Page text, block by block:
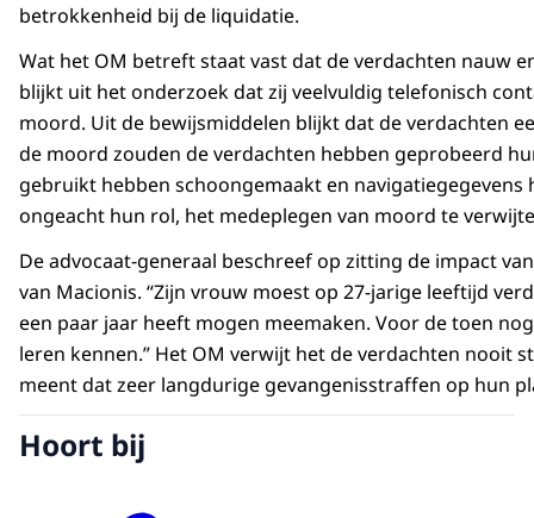
betrokkenheid bij de liquidatie.
Wat het OM betreft staat vast dat de verdachten nauw
blijkt uit het onderzoek dat zij veelvuldig telefonisch
moord. Uit de bewijsmiddelen blijkt dat de verdachten
de moord zouden de verdachten hebben geprobeerd
gebruikt hebben schoongemaakt en
ongeacht hun rol, het medeplegen van moord te
De advocaat-generaal beschreef op zitting de impact
van Macionis. “Zijn vrouw moest op 27-jarige leeftijd
een paar jaar heeft mogen meemaken. Voor de toen
leren kennen.” Het OM verwijt het de verdachten nooit
meent dat zeer langdurige gevangenisstraffen op hun
Hoort bij